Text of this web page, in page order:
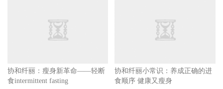
协和纤丽：瘦身新革命——轻断
食intermittent fasting
协和纤丽小常识：养成正确的进
食顺序 健康又瘦身